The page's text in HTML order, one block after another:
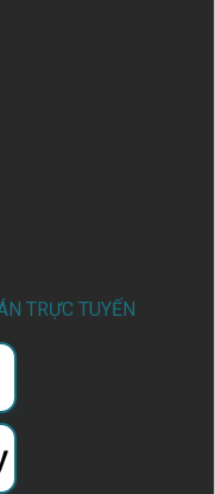
TRỰC TUYẾN